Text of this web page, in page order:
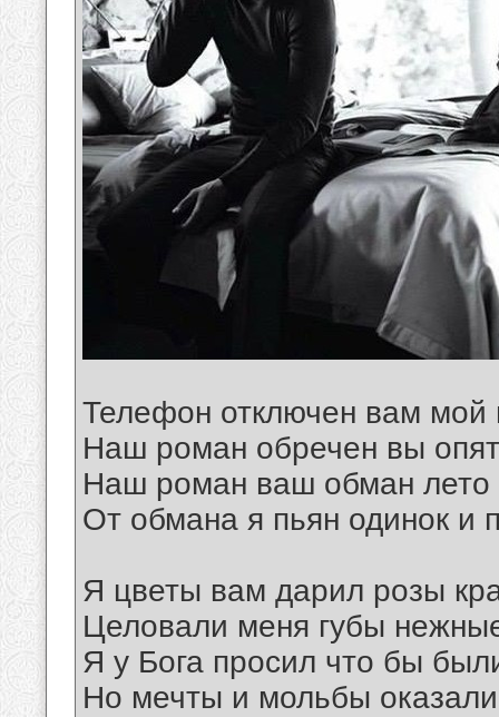
Телефон отключен вам мой
Наш роман обречен вы
Наш роман ваш обман лето
От обмана я пьян одинок и
Я цветы вам дарил розы
Целовали меня губы
Я у Бога просил что бы
Но мечты и мольбы